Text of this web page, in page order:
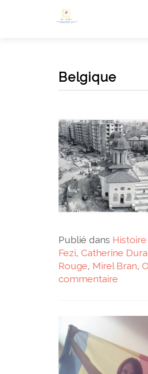
Belgique
Publié dans Histoire
Fezi, Catherine
Rouge, Mirel Bran,
commentaire